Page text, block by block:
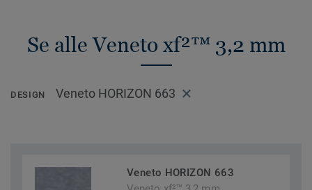
Se alle Veneto xf²™ 3,2 mm
DESIGN Veneto HORIZON 663
Veneto HORIZON 663